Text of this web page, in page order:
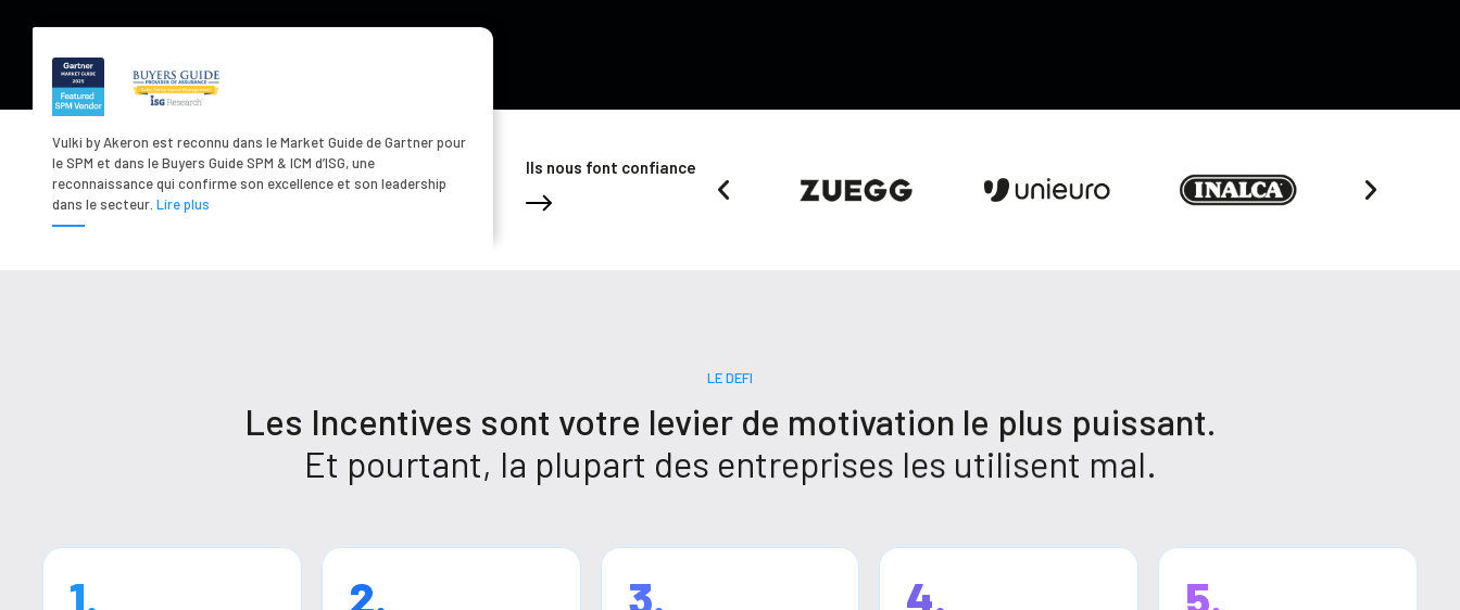
Vulki by Akeron est reconnu dans le Market Guide de Gartner pour
le SPM et dans le Buyers Guide SPM & ICM d’ISG, une
reconnaissance qui confirme son excellence et son leadership
dans le secteur. Lire plus
Ils nous font confiance
LE DEFI
Les Incentives sont votre levier de motivation le plus puissant.
Et pourtant, la plupart des entreprises les utilisent mal.
1. 2. 3. 4. 5.